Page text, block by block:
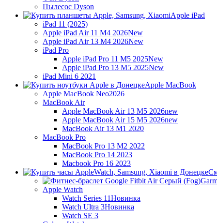
Пылесос Dyson
Apple iPad
iPad 11 (2025)
Apple iPad Air 11 M4 2026New
Apple iPad Air 13 M4 2026New
iPad Pro
Apple iPad Pro 11 M5 2025New
Apple iPad Pro 13 M5 2025New
iPad Mini 6 2021
Apple MacBook
Apple MacBook Neo2026
MacBook Air
Apple MacBook Air 13 M5 2026new
Apple MacBook Air 15 M5 2026new
MacBook Air 13 M1 2020
MacBook Pro
MacBook Pro 13 M2 2022
MacBook Pro 14 2023
Macbook Pro 16 2023
Apple Watch
Watch Series 11Новинка
Watch Ultra 3Новинка
Watch SE 3